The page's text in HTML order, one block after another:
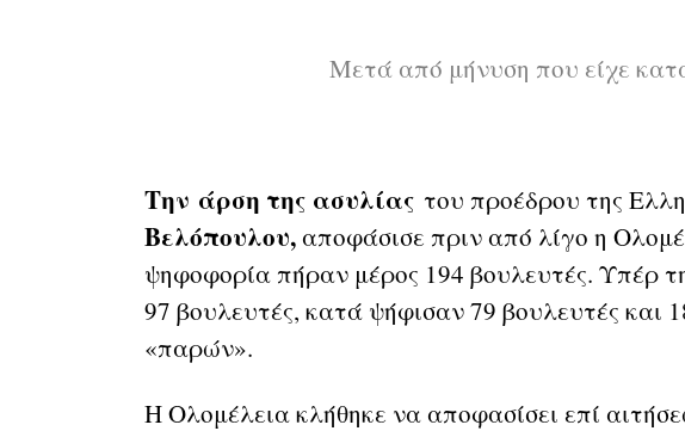
Μετά από μήνυση που είχε
Την άρση της ασυλίας του προέδρου της
Βελόπουλου, αποφάσισε πριν από λίγο η
ψηφοφορία πήραν μέρος 194 βουλευτές. Υπέρ
97 βουλευτές, κατά ψήφισαν 79 βουλευτές και
«παρών».
Η Ολομέλεια κλήθηκε να αποφασίσει επί